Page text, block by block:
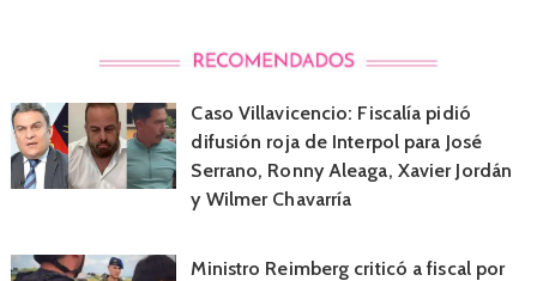
Caso Villavicencio: Fiscalía pidió
difusión roja de Interpol para José
Serrano, Ronny Aleaga, Xavier Jordán
y Wilmer Chavarría
Ministro Reimberg criticó a fiscal por